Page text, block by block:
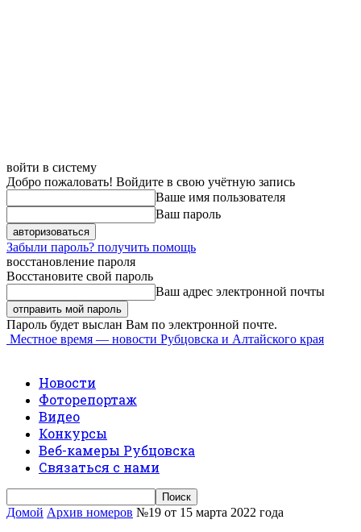
войти в систему
Добро пожаловать! Войдите в свою учётную запись
Ваше имя пользователя
Ваш пароль
Забыли пароль? получить помощь
восстановление пароля
Восстановите свой пароль
Ваш адрес электронной почты
Пароль будет выслан Вам по электронной почте.
Местное время — новости Рубцовска и Алтайского края
Новости
Фоторепортаж
Видео
Конкурсы
Веб-камеры Рубцовска
Связаться с нами
Домой Архив номеров №19 от 15 марта 2022 года